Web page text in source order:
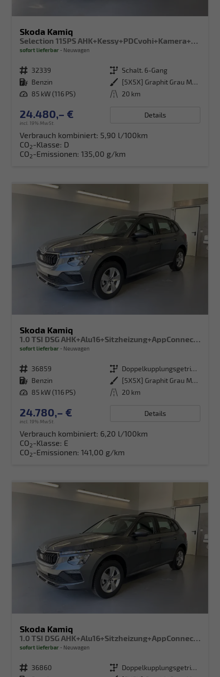
Skoda Kamiq
sofort lieferbar Neuwagen
Fahrzeugnr. 32339 Getriebe Schalt. 6-Gang
Kraftstoff Benzin Außenfarbe
[5X5X] Graphit Grau Metallic
Leistung 85 kW (116 PS) Kilometerstand 20 km
24.480,– €
incl. 19% MwSt.
Details
Verbrauch kombiniert: 5,90 l/100km
CO2-Klasse: D
CO2-Emissionen: 135,00 g/km
Skoda Kamiq
1.0 TSI DSG AHK+Alu16+Sitzheizung+AppConnect+GV5+LED+Nebel+Klima
sofort lieferbar Neuwagen
Fahrzeugnr. 36859 Getriebe
Doppelkupplungsgetriebe (DSG)
Kraftstoff Benzin Außenfarbe
[5X5X] Graphit Grau Metallic
Leistung 85 kW (116 PS) Kilometerstand 20 km
24.780,– €
incl. 19% MwSt.
Details
Verbrauch kombiniert: 6,20 l/100km
CO2-Klasse: E
CO2-Emissionen: 141,00 g/km
Skoda Kamiq
1.0 TSI DSG AHK+Alu16+Sitzheizung+AppConnect+GV5+LED+Nebel+Klima
sofort lieferbar Neuwagen
Fahrzeugnr. 36860 Getriebe
Doppelkupplungsgetriebe (DSG)